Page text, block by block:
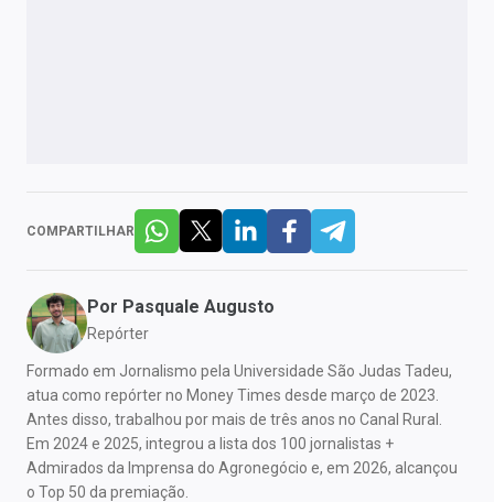
COMPARTILHAR
Por Pasquale Augusto
Repórter
Formado em Jornalismo pela Universidade São Judas Tadeu,
atua como repórter no Money Times desde março de 2023.
Antes disso, trabalhou por mais de três anos no Canal Rural.
Em 2024 e 2025, integrou a lista dos 100 jornalistas +
Admirados da Imprensa do Agronegócio e, em 2026, alcançou
o Top 50 da premiação.